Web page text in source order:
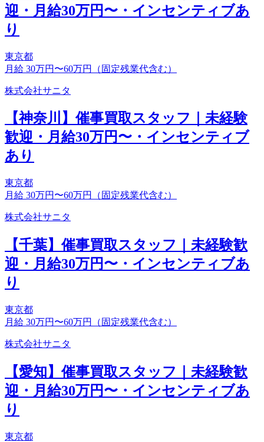
迎・月給30万円〜・インセンティブあ
り
東京都
月給 30万円〜60万円（固定残業代含む）
株式会社サニタ
【神奈川】催事買取スタッフ｜未経験
歓迎・月給30万円〜・インセンティブ
あり
東京都
月給 30万円〜60万円（固定残業代含む）
株式会社サニタ
【千葉】催事買取スタッフ｜未経験歓
迎・月給30万円〜・インセンティブあ
り
東京都
月給 30万円〜60万円（固定残業代含む）
株式会社サニタ
【愛知】催事買取スタッフ｜未経験歓
迎・月給30万円〜・インセンティブあ
り
東京都